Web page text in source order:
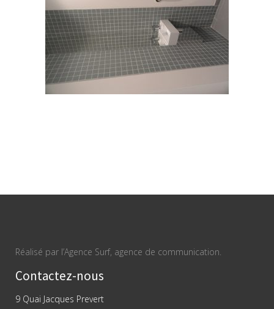
Réalisé par l’Agence Surf, agence de communication.
Contactez-nous
9 Quai Jacques Prevert